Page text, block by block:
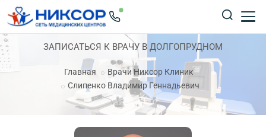
ЗАПИСАТЬСЯ К ВРАЧУ В ДОЛГОПРУДНОМ
Главная
Врачи Никсор Клиник
Слипенко Владимир Геннадьевич